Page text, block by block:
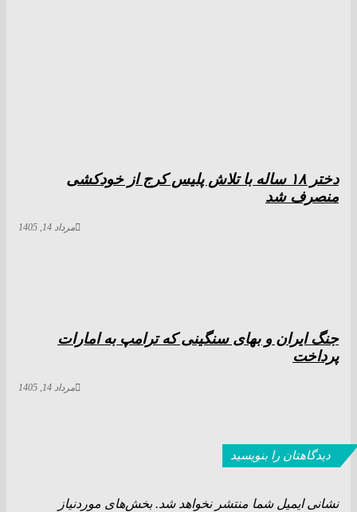
دختر ‌۱۸‌ ‌ساله‌ با تلاش پلیس کرج از خودکشی
منصرف شد
مرداد 14, 1405
جنگ ایران و بهای سنگینی که ترامپ به امارات
پرداخت
مرداد 14, 1405
دیدگاهتان را بنویسید
نشانی ایمیل شما منتشر نخواهد شد. بخش‌های موردنیاز